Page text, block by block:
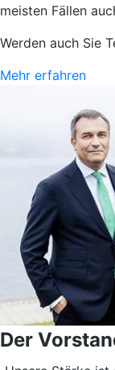
meisten Fällen
Werden auch Sie
Mehr erfahren
Der